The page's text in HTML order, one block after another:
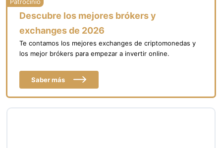
Descubre los mejores brókers y
exchanges de 2026
Te contamos los mejores exchanges de criptomonedas y
los mejor brókers para empezar a invertir online.
Saber más